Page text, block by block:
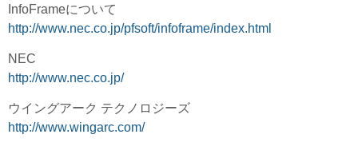
InfoFrameについて
http://www.nec.co.jp/pfsoft/infoframe/index.html
NEC
http://www.nec.co.jp/
ウイングアーク テクノロジーズ
http://www.wingarc.com/